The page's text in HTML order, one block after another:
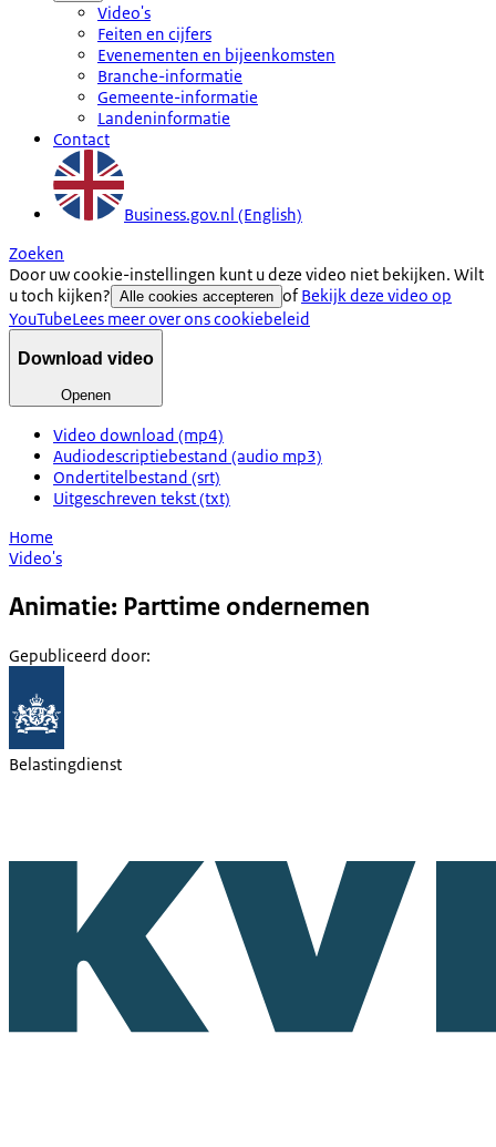
Video's
Feiten en cijfers
Evenementen en bijeenkomsten
Branche-informatie
Gemeente-informatie
Landeninformatie
Contact
Business.gov.nl (English)
Zoeken
Door uw cookie-instellingen kunt u deze video niet bekijken. Wilt
u toch kijken? Alle cookies accepteren of Bekijk deze video op
YouTubeLees meer over ons cookiebeleid
Download video
Openen
Video download (mp4)
Audiodescriptiebestand (audio mp3)
Ondertitelbestand (srt)
Uitgeschreven tekst (txt)
Home
Video's
Animatie: Parttime ondernemen
Gepubliceerd door:
Belastingdienst